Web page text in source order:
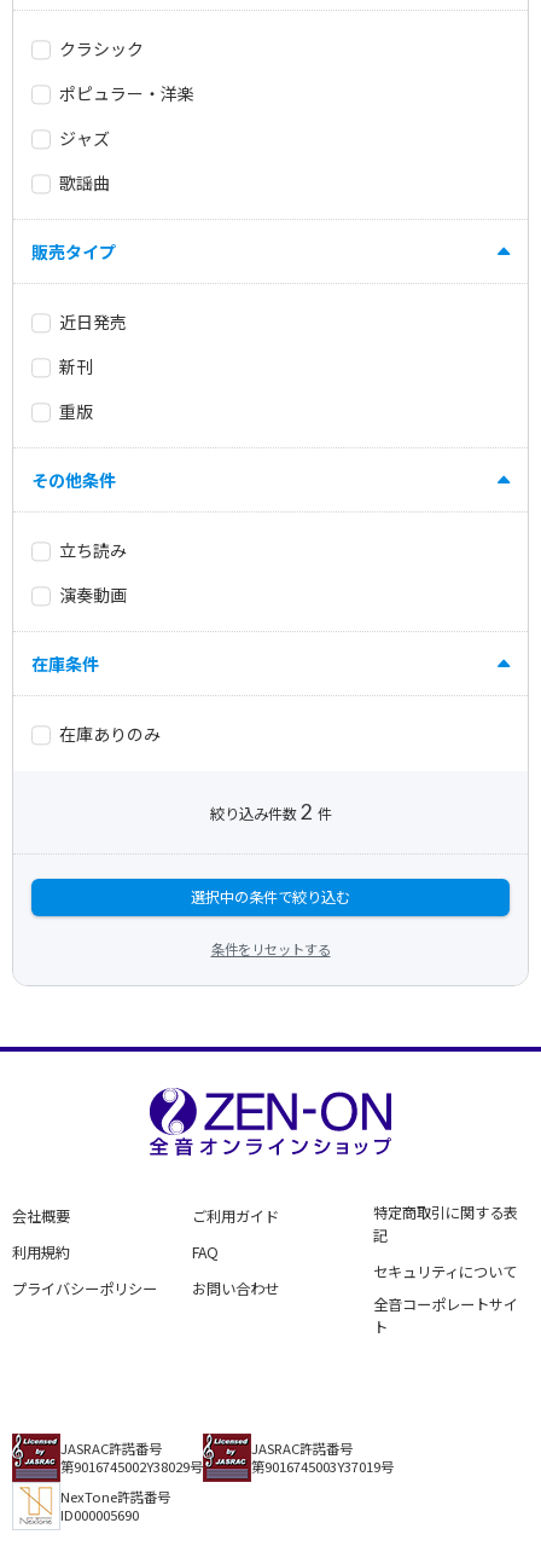
クラシック
ポピュラー・洋楽
ジャズ
歌謡曲
販売タイプ
近日発売
新刊
重版
その他条件
立ち読み
演奏動画
在庫条件
在庫ありのみ
絞り込み件数2 件
選択中の条件で絞り込む
条件をリセットする
会社概要
利用規約
プライバシーポリシー
ご利用ガイド
FAQ
お問い合わせ
特定商取引に関する表
記
セキュリティについて
全音コーポレートサイ
ト
JASRAC許諾番号
第9016745002Y38029号
JASRAC許諾番号
第9016745003Y37019号
NexTone許諾番号
ID000005690